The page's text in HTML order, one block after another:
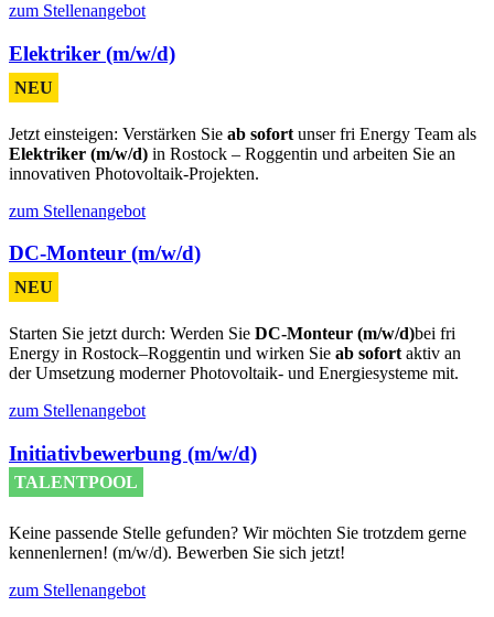
zum Stellenangebot
Elektriker (m/w/d)
NEU
Jetzt einsteigen: Verstärken Sie ab sofort unser fri Energy Team als
Elektriker (m/w/d) in Rostock – Roggentin und arbeiten Sie an
innovativen Photovoltaik-Projekten.
zum Stellenangebot
DC-Monteur (m/w/d)
NEU
Starten Sie jetzt durch: Werden Sie DC-Monteur (m/w/d)bei fri
Energy in Rostock–Roggentin und wirken Sie ab sofort aktiv an
der Umsetzung moderner Photovoltaik- und Energiesysteme mit.
zum Stellenangebot
Initiativbewerbung (m/w/d)
TALENTPOOL
Keine passende Stelle gefunden? Wir möchten Sie trotzdem gerne
kennenlernen! (m/w/d). Bewerben Sie sich jetzt!
zum Stellenangebot